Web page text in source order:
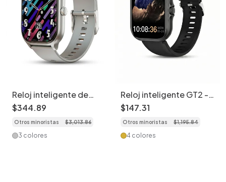
Reloj inteligente de
seguimiento de
actividad física con
monitor de frecuencia
cardíaca CXI-00005
$344.89
Otros minoristas $3,013.86
3 colores
Reloj inteligente GT2 -
Correa de silicona con
llamadas inalámbricas,
monitor de actividad
física y notificaciones
$147.31
Otros minoristas $1,195.84
4 colores